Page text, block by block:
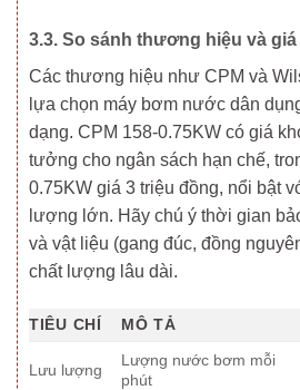
3.3. So sánh thương hiệu và giá
Các thương hiệu như CPM và
lựa chọn máy bơm nước dân
dạng. CPM 158-0.75KW có giá
tưởng cho ngân sách hạn chế,
0.75KW giá 3 triệu đồng, nổi bật
lượng lớn. Hãy chú ý thời gian
và vật liệu (gang đúc, đồng
chất lượng lâu dài.
TIÊU CHÍ MÔ TẢ
Lưu lượng
Lượng nước bơm mỗi
phút